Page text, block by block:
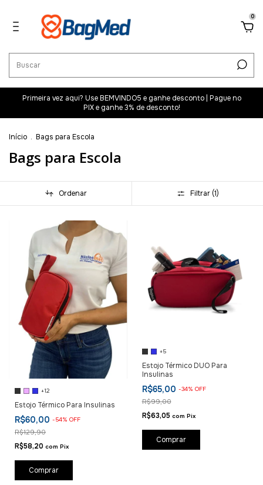
0
Primeira vez aqui? Use BEMVINDO5 e ganhe desconto | Pague no
PIX e ganhe 3% de desconto!
Início . Bags para Escola
Bags para Escola
Ordenar Filtrar (1)
+12
Estojo Térmico Para Insulinas
R$60,00 -54% OFF
R$129,90
R$58,20 com Pix
Comprar
+5
Estojo Térmico DUO Para
Insulinas
R$65,00 -34% OFF
R$99,00
R$63,05 com Pix
Comprar